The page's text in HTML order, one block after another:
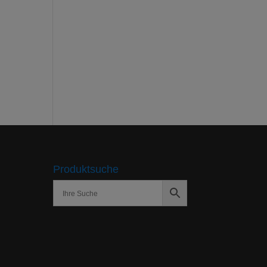
Produktsuche